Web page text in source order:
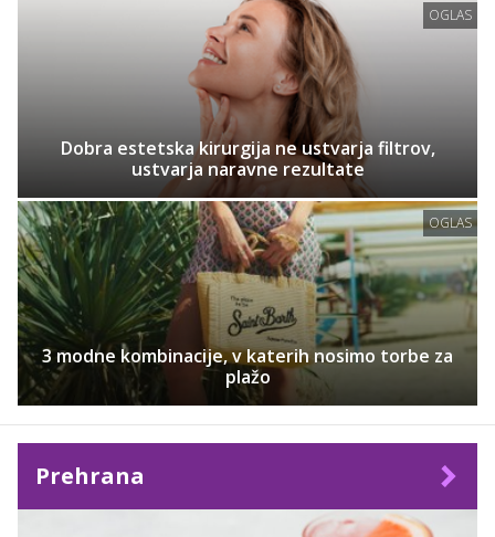
OGLAS
Dobra estetska kirurgija ne ustvarja filtrov,
ustvarja naravne rezultate
OGLAS
3 modne kombinacije, v katerih nosimo torbe za
plažo
Prehrana